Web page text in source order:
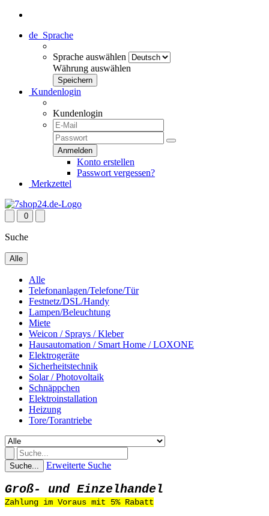
de Sprache
Sprache auswählen
Währung auswählen
Kundenlogin
Kundenlogin
Konto erstellen
Passwort vergessen?
Merkzettel
0
Suche
Alle
Alle
Telefonanlagen/Telefone/Tür
Festnetz/DSL/Handy
Lampen/Beleuchtung
Miete
Weicon / Sprays / Kleber
Hausautomation / Smart Home / LOXONE
Elektrogeräte
Sicherheitstechnik
Solar / Photovoltaik
Schnäppchen
Elektroinstallation
Heizung
Tore/Torantriebe
Suche... Erweiterte Suche
Groß- und Einzelhandel
Zahlung im Voraus mit 5% Rabatt